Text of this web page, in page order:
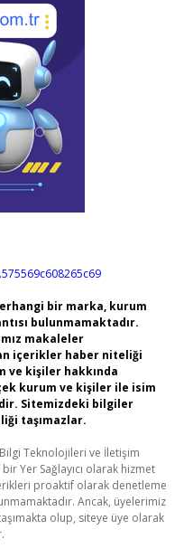
bir marka, kurum
bulunmamaktadır.
makaleler
içerikler haber niteliği
ve kişiler hakkında
kurum ve kişiler ile isim
Sitemizdeki bilgiler
taşımazlar.
Bilgi Teknolojileri ve İletişim
Yer Sağlayıcı olarak hizmet
proaktif olarak denetleme
Ancak, üyelerimiz
olup, siteye üye olarak